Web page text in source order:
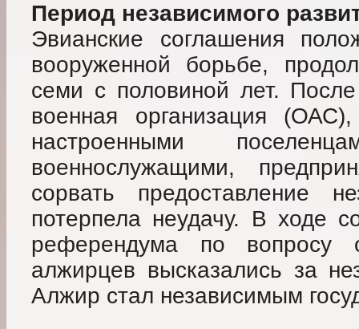
Период независимого
Эвианские соглашения
вооруженной борьбе,
семи с половиной лет.
военная организация (ОАС),
настроенными
военнослужащими,
сорвать предоставление
потерпела неудачу. В ходе
референдума по вопросу
алжирцев высказались за
Алжир стал независимым